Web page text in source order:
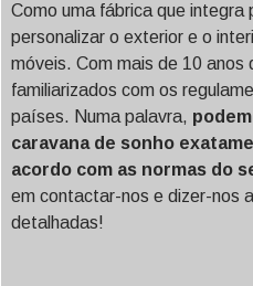
Como uma fábrica que integra
personalizar o exterior e o
móveis. Com mais de 10 anos
familiarizados com os
países. Numa palavra,
caravana de sonho
acordo com as normas do
em contactar-nos e dizer-nos
detalhadas!